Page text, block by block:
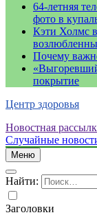
64-летняя
фото в
Кэти Холмс
Почему
покрытие
Центр здоровья
Новостная
Случайные
Меню
Найти:
Заголовки